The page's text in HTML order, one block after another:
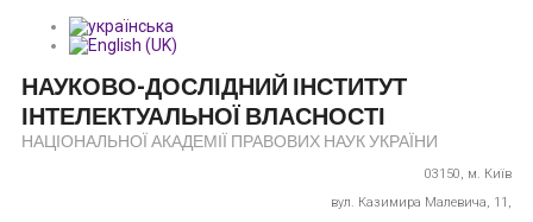
НАУКОВО-ДОСЛІДНИЙ ІНСТИТУТ
ІНТЕЛЕКТУАЛЬНОЇ ВЛАСНОСТІ
НАЦІОНАЛЬНОЇ АКАДЕМІЇ ПРАВОВИХ НАУК УКРАЇНИ
03150, м. Київ
вул. Казимира Малевича, 11,